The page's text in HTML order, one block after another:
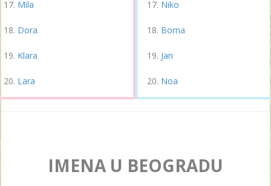
Mila
Dora
Klara
Lara
Niko
Borna
Jan
Noa
IMENA U BEOGRADU